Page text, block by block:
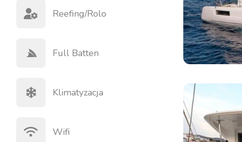
Reefing/rolo
Full Batten
Klimatyzacja
Wifi